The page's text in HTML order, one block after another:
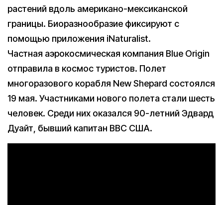
растений вдоль американо-мексиканской
границы. Биоразнообразие фиксируют с
помощью приложения iNaturalist.
Частная аэрокосмическая компания Blue Origin
отправила в космос туристов. Полет
многоразового корабля New Shepard состоялся
19 мая. Участниками нового полета стали шесть
человек. Среди них оказался 90-летний Эдвард
Дуайт, бывший капитан ВВС США.